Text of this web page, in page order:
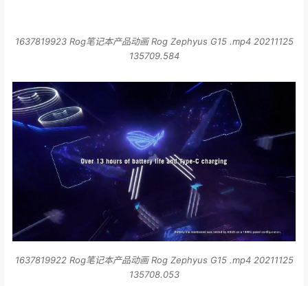
1637819922 Rog笔记本产品动画 Rog Zephyus G15 .mp4 20211125
135708.053